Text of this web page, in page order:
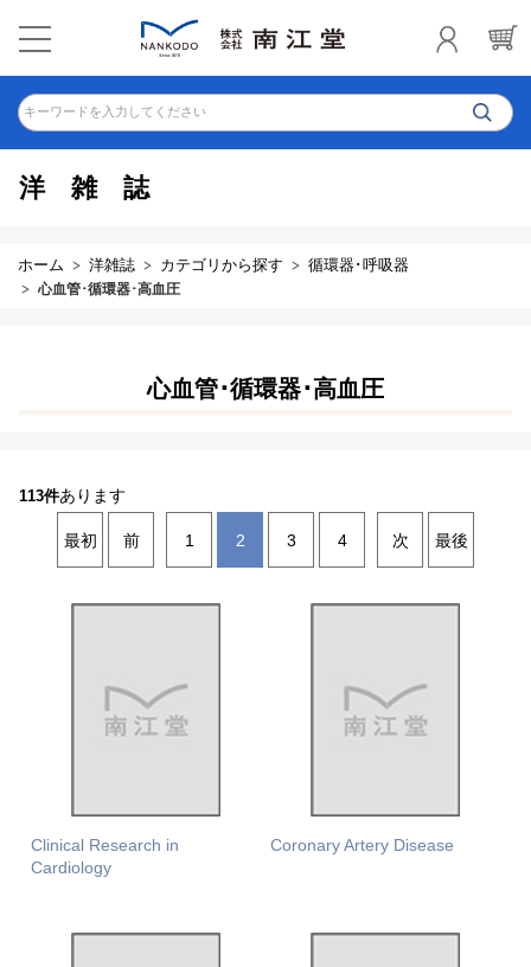
キーワードを入力してください
洋雑誌
ホーム 洋雑誌 カテゴリから探す 循環器･呼吸器
心血管･循環器･高血圧
心血管･循環器･高血圧
113件あります
最初 前 1 2 3 4 次 最後
Clinical Research in
Cardiology
Coronary Artery Disease